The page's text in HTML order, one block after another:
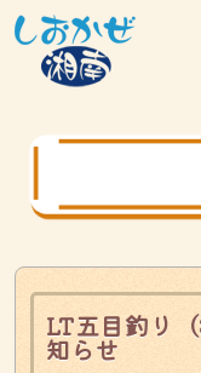
LT五目釣り
知らせ